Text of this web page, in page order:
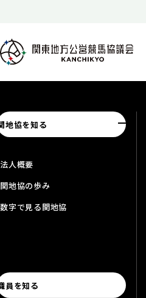
地協を知る
法人概要
関地協の歩み
数字で見る関地協
員を知る